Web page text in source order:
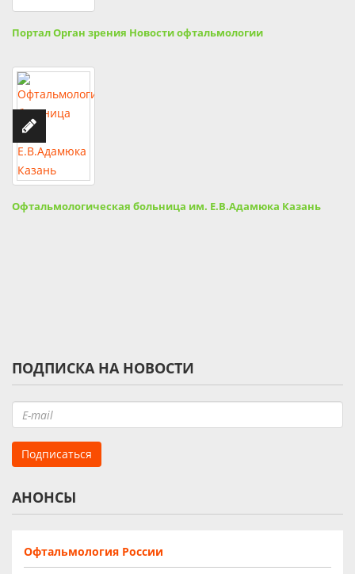
Портал Орган зрения Новости офтальмологии
Офтальмологическая больница им. Е.В.Адамюка Казань
ПОДПИСКА НА НОВОСТИ
АНОНСЫ
Офтальмология России